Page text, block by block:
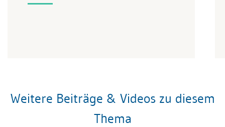
Weitere Beiträge & Videos zu diesem
Thema